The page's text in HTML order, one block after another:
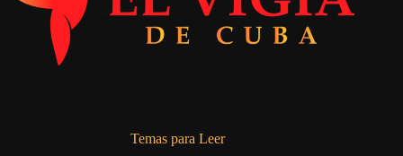
Temas para Leer